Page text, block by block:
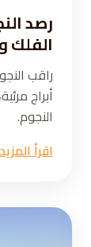
رصد
الفلك
راقب
أبراج
النجوم.
اقرأ المزيد